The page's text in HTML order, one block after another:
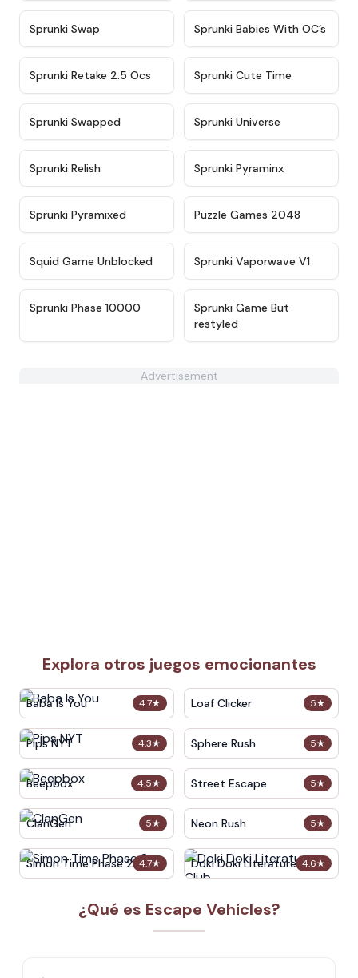
Sprunki Swap ★ 4.8
Sprunki Babies With OC’s
★ 4.6
Sprunki Retake 2.5 Ocs Sprunki Cute Time
Sprunki Swapped Sprunki Universe
Sprunki Relish Sprunki Pyraminx
Sprunki Pyramixed ★
Puzzle Games 2048
★ 4.6
Squid Game Unblocked ★ 4.4
Sprunki Vaporwave V1
★
Sprunki Phase 10000
Sprunki Game But
restyled
Advertisement
Explora otros juegos emocionantes
4.7★
Baba Is You 5★
Loaf Clicker
4.3★
Pips NYT 5★
Sphere Rush
4.5★
Beepbox 5★
Street Escape
5★
ClanGen 5★
Neon Rush
4.7★
Simon Time Phase 2 4.6★
Doki Doki Literature Club
¿Qué es Escape Vehicles?